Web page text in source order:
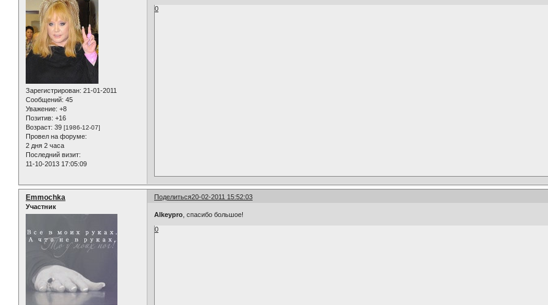
Зарегистрирован: 21-01-2011
Сообщений: 45
Уважение: +8
Позитив: +16
Возраст: 39 [1986-12-07]
Провел на форуме:
2 дня 2 часа
Последний визит:
11-10-2013 17:05:09
0
Поделиться20-02-2011 15:52:03
Emmochka
Участник
Alkeypro , спасибо большое!
0